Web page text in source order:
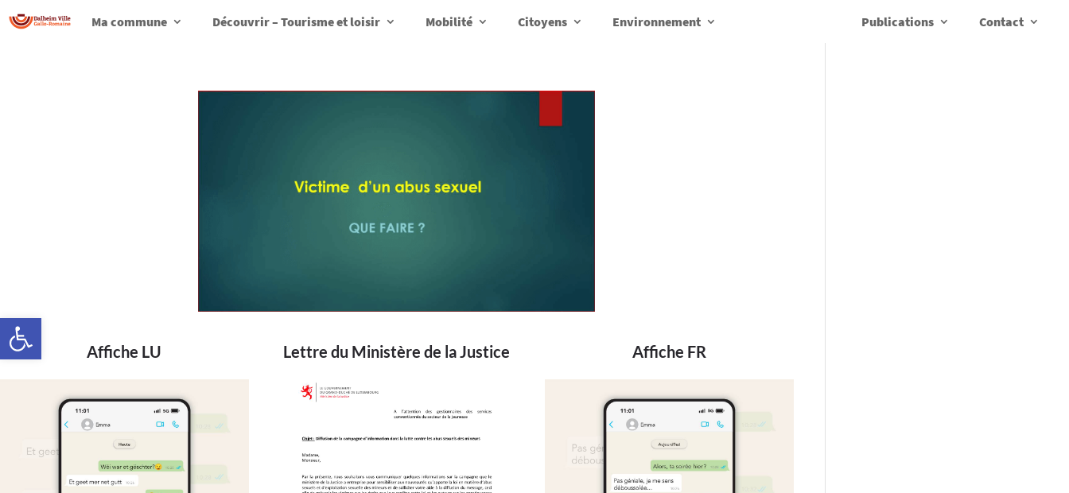
Ouvrir la barre d’outils
Ma commune Découvrir – Tourisme et loisir Mobilité Citoyens Environnement Publications Contact
Affiche LU Lettre du Ministère de la Justice Affiche FR